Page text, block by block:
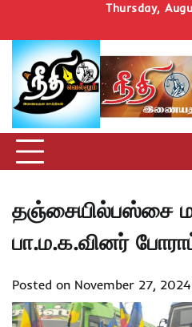
content
Thursday,
Homeசெய்திகள்
தமிழ்நாடு
தஞ்சையில்பஸ்சை
பா.ம.க.வினர்
Posted on November 27, 2024